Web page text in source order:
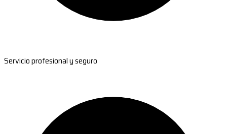
Servicio profesional y seguro